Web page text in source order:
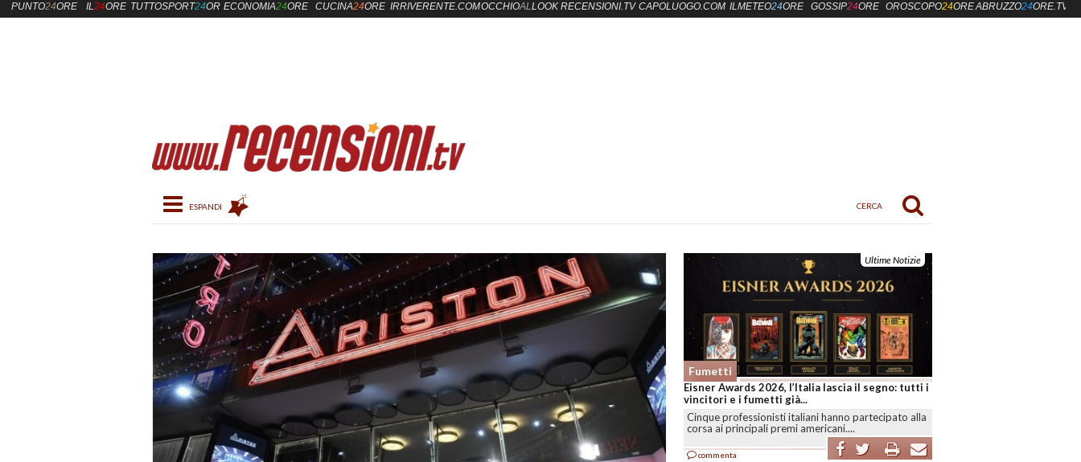
Toggle navigation
Ultime Notizie
Fumetti
Bonelli regge al rincaro degli albi: l’utile 2025
sale a 2,46 milioni
MILANO-I dati anticipati da Olimpia sul forum
Comicus descrivono una casa editrice ancora
commenta
PUNTO24ORE IL24ORE TUTTOSPORT24OREECONOMIA24ORE CUCINA24ORE IRRIVERENTE.COMOCCHIOALLOOK RECENSIONI.TV CAPOLUOGO.COM ILMETEO24ORE GOSSIP24ORE OROSCOPO24OREABRUZZO24ORE.TV